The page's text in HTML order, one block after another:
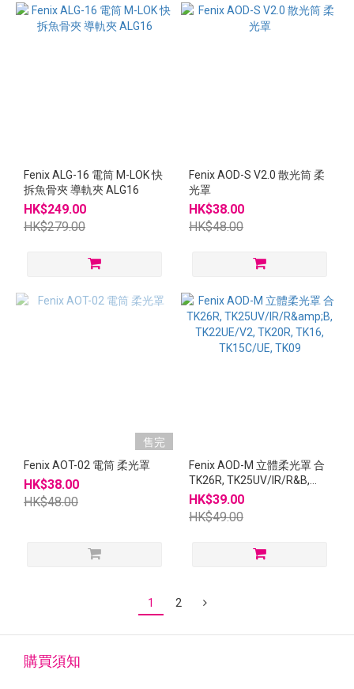
Fenix ALG-16 電筒 M-LOK 快
拆魚骨夾 導軌夾 ALG16
HK$249.00
HK$279.00
Fenix AOD-S V2.0 散光筒 柔
光罩
HK$38.00
HK$48.00
售完
Fenix AOT-02 電筒 柔光罩
HK$38.00
HK$48.00
Fenix AOD-M 立體柔光罩 合
TK26R, TK25UV/IR/R&B,
TK22UE/V2, TK20R, TK16,
TK15C/UE, TK09
HK$39.00
HK$49.00
1 2
購買須知